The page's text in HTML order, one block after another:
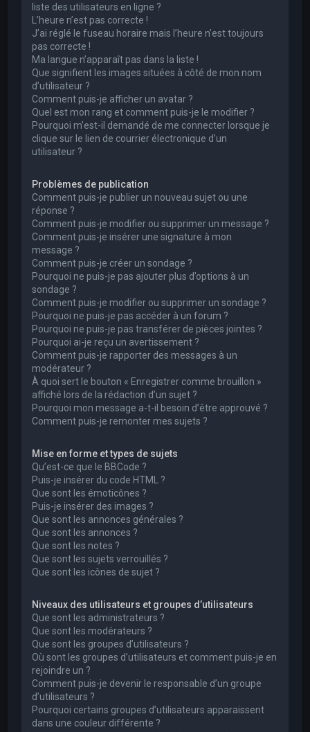
liste des utilisateurs en ligne ?
L’heure n’est pas correcte !
J’ai réglé le fuseau horaire mais l’heure n’est toujours
pas correcte !
Ma langue n’apparaît pas dans la liste !
Que signifient les images situées à côté de mon nom
d’utilisateur ?
Comment puis-je afficher un avatar ?
Quel est mon rang et comment puis-je le modifier ?
Pourquoi m’est-il demandé de me connecter lorsque je
clique sur le lien de courrier électronique d’un
utilisateur ?
Problèmes de publication
Comment puis-je publier un nouveau sujet ou une
réponse ?
Comment puis-je modifier ou supprimer un message ?
Comment puis-je insérer une signature à mon
message ?
Comment puis-je créer un sondage ?
Pourquoi ne puis-je pas ajouter plus d’options à un
sondage ?
Comment puis-je modifier ou supprimer un sondage ?
Pourquoi ne puis-je pas accéder à un forum ?
Pourquoi ne puis-je pas transférer de pièces jointes ?
Pourquoi ai-je reçu un avertissement ?
Comment puis-je rapporter des messages à un
modérateur ?
À quoi sert le bouton « Enregistrer comme brouillon »
affiché lors de la rédaction d’un sujet ?
Pourquoi mon message a-t-il besoin d’être approuvé ?
Comment puis-je remonter mes sujets ?
Mise en forme et types de sujets
Qu’est-ce que le BBCode ?
Puis-je insérer du code HTML ?
Que sont les émoticônes ?
Puis-je insérer des images ?
Que sont les annonces générales ?
Que sont les annonces ?
Que sont les notes ?
Que sont les sujets verrouillés ?
Que sont les icônes de sujet ?
Niveaux des utilisateurs et groupes d’utilisateurs
Que sont les administrateurs ?
Que sont les modérateurs ?
Que sont les groupes d’utilisateurs ?
Où sont les groupes d’utilisateurs et comment puis-je en
rejoindre un ?
Comment puis-je devenir le responsable d’un groupe
d’utilisateurs ?
Pourquoi certains groupes d’utilisateurs apparaissent
dans une couleur différente ?